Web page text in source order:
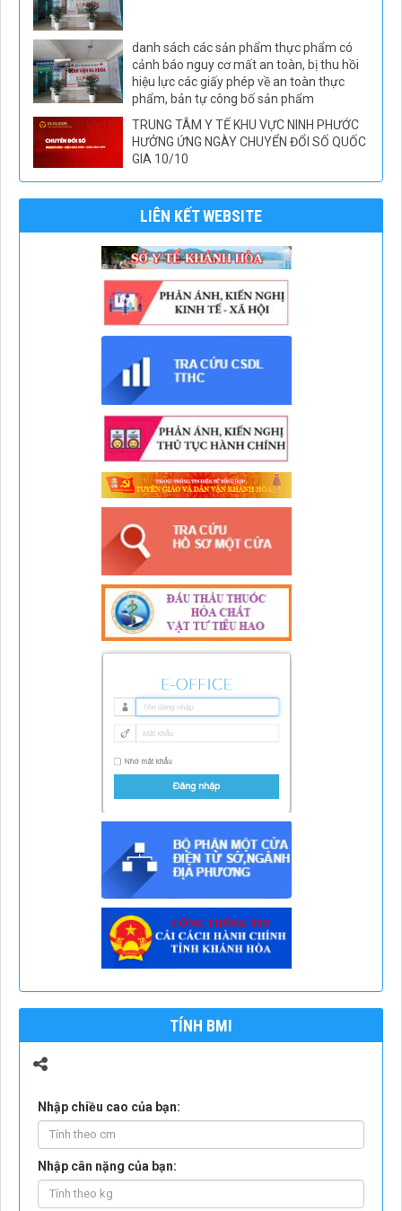
danh sách các sản phẩm thực phẩm có
cảnh báo nguy cơ mất an toàn, bị thu hồi
hiệu lực các giấy phép về an toàn thực
phẩm, bản tự công bố sản phẩm
TRUNG TÂM Y TẾ KHU VỰC NINH PHƯỚC
HƯỞNG ỨNG NGÀY CHUYỂN ĐỔI SỐ QUỐC
GIA 10/10
LIÊN KẾT WEBSITE
TÍNH BMI
Nhập chiều cao của bạn:
Nhập cân nặng của bạn: